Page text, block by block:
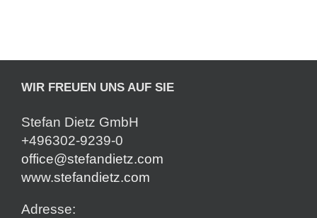
WIR FREUEN UNS AUF SIE
Stefan Dietz GmbH
+496302-9239-0
office@stefandietz.com
www.stefandietz.com
Adresse: